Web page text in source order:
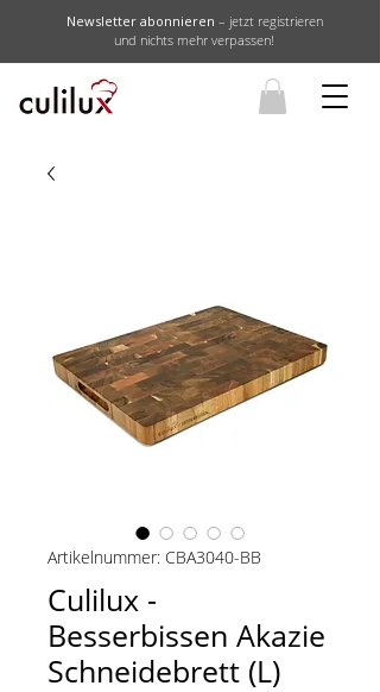
Newsletter abonnieren – jetzt registrieren
und nichts mehr verpassen!
Artikelnummer: CBA3040-BB
Culilux -
Besserbissen Akazie
Schneidebrett (L)